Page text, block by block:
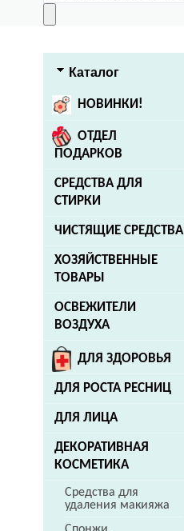
Каталог
НОВИНКИ!
ОТДЕЛ
ПОДАРКОВ
СРЕДСТВА ДЛЯ
СТИРКИ
ЧИСТЯЩИЕ СРЕДСТВА
ХОЗЯЙСТВЕННЫЕ
ТОВАРЫ
ОСВЕЖИТЕЛИ
ВОЗДУХА
ДЛЯ ЗДОРОВЬЯ
ДЛЯ РОСТА РЕСНИЦ
ДЛЯ ЛИЦА
ДЕКОРАТИВНАЯ
КОСМЕТИКА
Средства для
удаления макияжа